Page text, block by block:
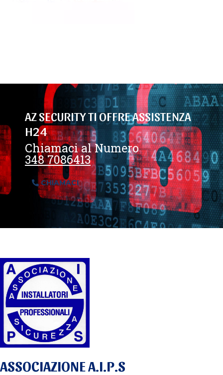
AZ SECURITY TI OFFRE ASSISTENZA
H24
Chiamaci al Numero
348 7086413
CHIAMACI
ASSOCIAZIONE A.I.P.S